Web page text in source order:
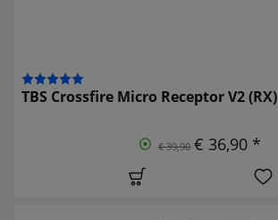
TBS Crossfire Micro Receptor V2 (RX)
€ 39,90 € 36,90 *